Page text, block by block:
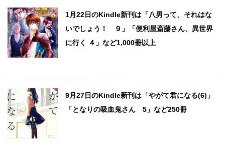
1月22日のKindle新刊は「八男って、それはな
いでしょう！ ９」「便利屋斎藤さん、異世界
に行く ４」など1,000冊以上
9月27日のKindle新刊は「やがて君になる(6)」
「となりの吸血鬼さん 5」など250冊